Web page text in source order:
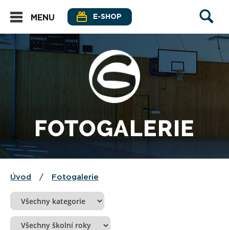
MENU E-SHOP
FOTOGALERIE
Úvod / Fotogalerie